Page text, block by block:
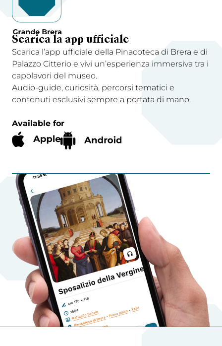
Scarica la app ufficiale
Scarica l’app ufficiale della Pinacoteca di Brera e di
Palazzo Citterio e vivi un’esperienza immersiva tra i
capolavori del museo.
Audio-guide, curiosità, percorsi tematici e
contenuti esclusivi sempre a portata di mano.
Available for